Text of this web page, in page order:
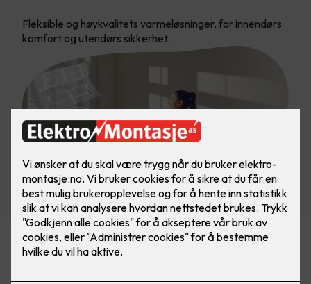
Fleksible og høykvalitets varmeløsninger, for innendørs
komfort og utendørs sikkerhet.
Ledende leverandør av